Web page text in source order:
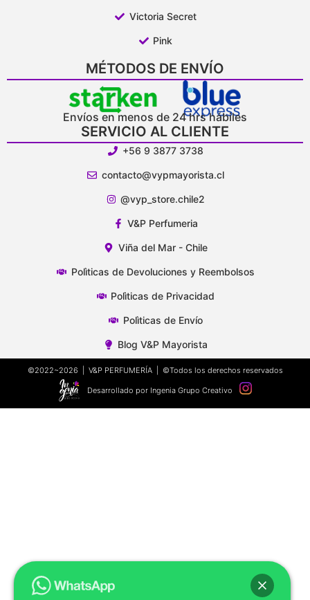
Victoria Secret
Pink
MÉTODOS DE ENVÍO
Envíos en menos de 24 hrs hábiles
SERVICIO AL CLIENTE
+56 9 3877 3738
contacto@vypmayorista.cl
@vyp_store.chile2
V&P Perfumeria
Viña del Mar - Chile
Polìticas de Devoluciones y Reembolsos
Polìticas de Privacidad
Polìticas de Envío
Blog V&P Mayorista
©2022~2026 | V&P PERFUMERÍA | ©Todos los derechos reservados
Desarrollado por Ingenia Grupo Creativo